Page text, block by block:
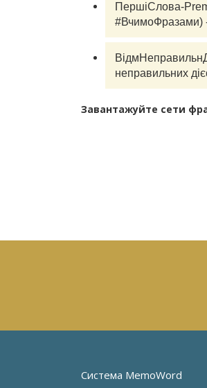
ПершіСлова-
#ВчимоФразами)
неправильних
Завантажуйте сети
Система MemoWord